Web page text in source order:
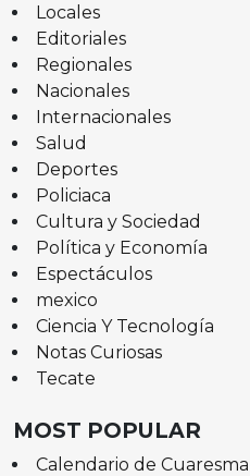
Locales
Editoriales
Regionales
Nacionales
Internacionales
Salud
Deportes
Policiaca
Cultura y Sociedad
Política y Economía
Espectáculos
mexico
Ciencia Y Tecnología
Notas Curiosas
Tecate
MOST POPULAR
Calendario de